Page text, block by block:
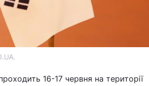
16-17 червня на території